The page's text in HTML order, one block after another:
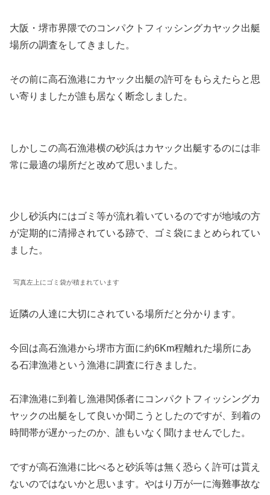
大阪・堺市界隈でのコンパクトフィッシングカヤック出艇
場所の調査をしてきました。
その前に高石漁港にカヤック出艇の許可をもらえたらと思
い寄りましたが誰も居なく断念しました。
しかしこの高石漁港横の砂浜はカヤック出艇するのには非
常に最適の場所だと改めて思いました。
少し砂浜内にはゴミ等が流れ着いているのですが地域の方
が定期的に清掃されている跡で、ゴミ袋にまとめられてい
ました。
写真左上にゴミ袋が積まれています
近隣の人達に大切にされている場所だと分かります。
今回は高石漁港から堺市方面に約6Km程離れた場所にあ
る石津漁港という漁港に調査に行きました。
石津漁港に到着し漁港関係者にコンパクトフィッシングカ
ヤックの出艇をして良いか聞こうとしたのですが、到着の
時間帯が遅かったのか、誰もいなく聞けませんでした。
ですが高石漁港に比べると砂浜等は無く恐らく許可は貰え
ないのではないかと思います。やはり万が一に海難事故な